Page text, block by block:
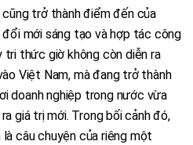
trở thành điểm đến của
mới sáng tạo và hợp tác công
tri thức giờ không còn diễn ra
Việt Nam, mà đang trở thành
doanh nghiệp trong nước vừa
giá trị mới. Trong bối cảnh đó,
câu chuyện của riêng một